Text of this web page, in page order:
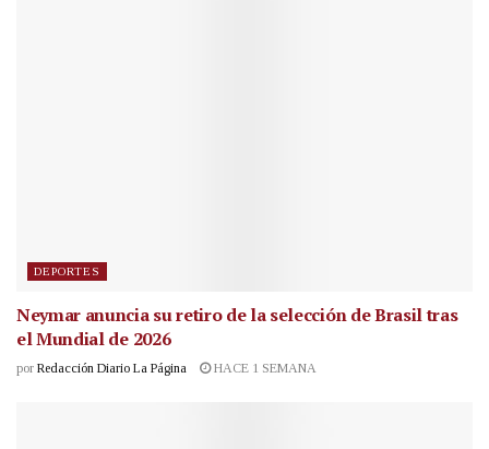
DEPORTES
Neymar anuncia su retiro de la selección de Brasil tras
el Mundial de 2026
por Redacción Diario La Página HACE 1 SEMANA